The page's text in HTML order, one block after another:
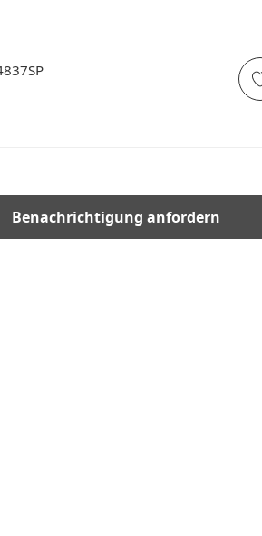
Benachrichtigung anfordern